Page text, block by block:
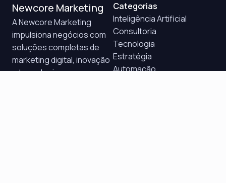
Newcore Marketing
A Newcore Marketing
impulsiona negócios com
soluções completas de
marketing digital, inovação
e tecnologia para
Categorias
Inteligência Artificial
Consultoria
Tecnologia
Estratégia
Automação